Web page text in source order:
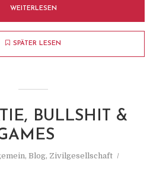
WEITERLESEN
SPÄTER LESEN
BULLSHIT &
, Blog, Zivilgesellschaft